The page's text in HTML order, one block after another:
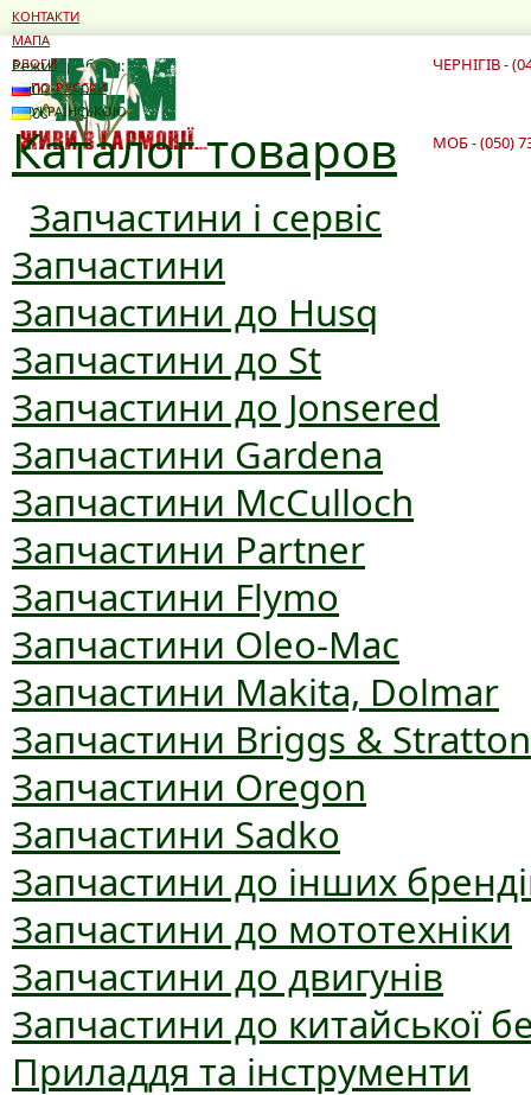
Режим роботи:
10:00 - 19:00
10:00 - 16:00
ЧЕРНІГІВ -
Каталог товаров
Запчастини і сервіс
Запчастини
Запчастини до Husq
Запчастини до St
Запчастини до Jonsered
Запчастини Gardena
Запчастини McCulloch
Запчастини Partner
Запчастини Flymo
Запчастини Oleo-Mac
Запчастини Makita, Dolmar
Запчастини Briggs & Stratton
Запчастини Oregon
Запчастини Sadko
Запчастини до інших
Запчастини до мототехніки
Запчастини до двигунів
Запчастини до китайської
Приладдя та інструменти
МОБ - (050)
КОНТАКТИ
МАПА
БЛОГИ
ПО-РУССКИ
УКРАЇНСЬКОЮ